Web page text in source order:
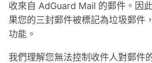
收來自 AdGuard Mail 的郵件。因
果您的三封郵件被標記為垃圾郵件
功能。
我們理解您無法控制收件人對郵件